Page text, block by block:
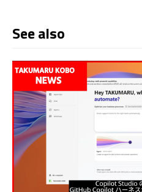
See also